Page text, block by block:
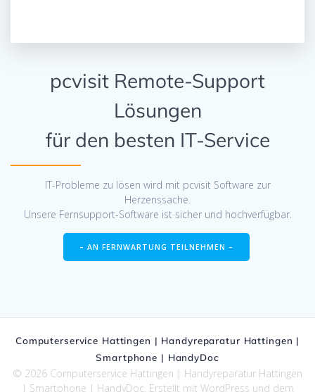
pcvisit Remote-Support
Lösungen
für den besten IT-Service
IT-Probleme zu lösen wird mit pcvisit Software zur
Herzenssache.
Unsere Fernsupport-Software ist sicher und hochverfügbar.
– AN FERNWARTUNG TEILNEHMEN –
Computerservice Hattingen | Handyreparatur Hattingen |
Smartphone | HandyDoc
© 2026 Computerservice Hattingen | Handyreparatur Hattingen
| Smartphone | HandyDoc. Erstellt mit WordPress und dem